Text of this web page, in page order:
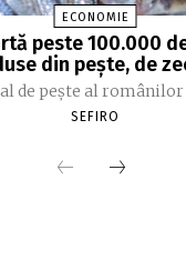
ECONOMIE
peste 100.000
din peşte, de
de peşte al ro­mâ­nilor
SEFIRO